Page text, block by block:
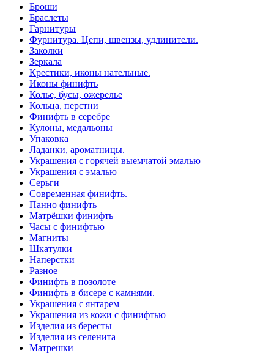
Броши
Браслеты
Гарнитуры
Фурнитура. Цепи, швензы, удлинители.
Заколки
Зеркала
Крестики, иконы нательные.
Иконы финифть
Колье, бусы, ожерелье
Кольца, перстни
Финифть в серебре
Кулоны, медальоны
Упаковка
Ладанки, ароматницы.
Украшения с горячей выемчатой эмалью
Украшения с эмалью
Серьги
Современная финифть.
Панно финифть
Матрёшки финифть
Часы с финифтью
Магниты
Шкатулки
Наперстки
Разное
Финифть в позолоте
Финифть в бисере с камнями.
Украшения с янтарем
Украшения из кожи с финифтью
Изделия из бересты
Изделия из селенита
Матрешки